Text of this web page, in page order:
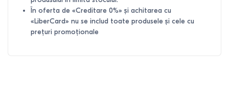
În oferta de «Creditare 0%» și achitarea cu
«LiberCard» nu se includ toate produsele și cele cu
prețuri promoționale